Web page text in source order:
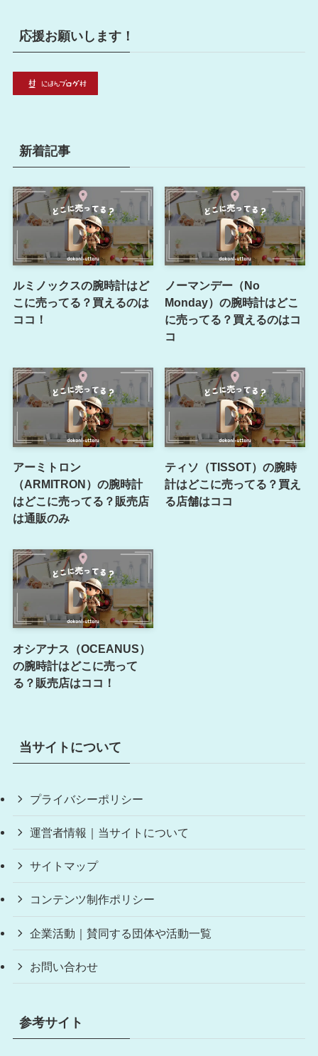
応援お願いします！
新着記事
ルミノックスの腕時計はど
こに売ってる？買えるのは
ココ！
ノーマンデー（No
Monday）の腕時計はどこ
に売ってる？買えるのはコ
コ
アーミトロン
（ARMITRON）の腕時計
はどこに売ってる？販売店
は通販のみ
ティソ（TISSOT）の腕時
計はどこに売ってる？買え
る店舗はココ
オシアナス（OCEANUS）
の腕時計はどこに売って
る？販売店はココ！
当サイトについて
プライバシーポリシー
運営者情報｜当サイトについて
サイトマップ
コンテンツ制作ポリシー
企業活動｜賛同する団体や活動一覧
お問い合わせ
参考サイト